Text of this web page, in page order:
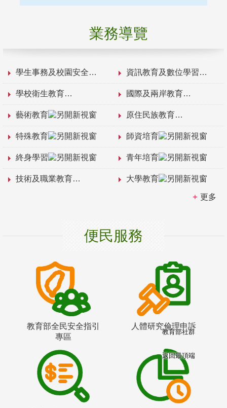
業務導覽
學生事務及校園安全 資訊教育及數位學習
學校衛生教育 國際及兩岸教育
藝術教育 原住民族教育
特殊教育 師資培育
終身學習 青年培育
技術及職業教育 大學教育
更多
便民服務
教育部全民安全指引
專區
人體研究倫理申訴
教育部社群
返回最頂端